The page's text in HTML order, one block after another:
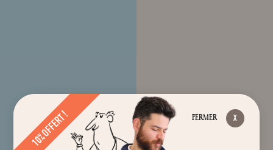
FERMER
10% OFFERT !